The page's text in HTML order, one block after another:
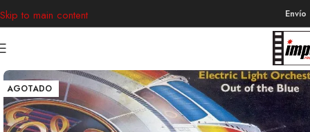
Skip to main content
AGOTADO